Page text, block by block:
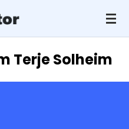
Terje Solheim